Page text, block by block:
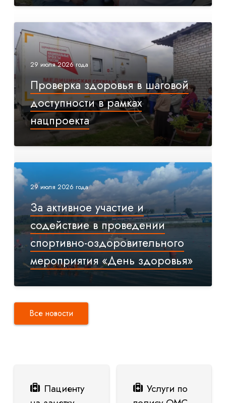
29 июля 2026 года
Проверка здоровья в шаговой
доступности в рамках
нацпроекта
29 июля 2026 года
За активное участие и
содействие в проведении
спортивно-оздоровительного
мероприятия «День здоровья»
Все новости
Пациенту
Услуги по